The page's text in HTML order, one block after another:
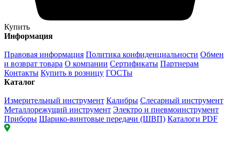
Купить
Информация
Правовая информация Политика конфиденциальности Обмен
и возврат товара О компании Сертификаты Партнерам
Контакты Купить в розницу ГОСТы
Каталог
Измерительный инструмент Калибры Слесарный инструмент
Металлорежущий инструмент Электро и пневмоинструмент
Приборы Шарико-винтовые передачи (ШВП) Каталоги PDF